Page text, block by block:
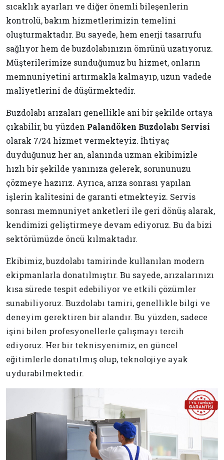
sıcaklık ayarları ve diğer önemli bileşenlerin
kontrolü, bakım hizmetlerimizin temelini
oluşturmaktadır. Bu sayede, hem enerji tasarrufu
sağlıyor hem de buzdolabınızın ömrünü uzatıyoruz.
Müşterilerimize sunduğumuz bu hizmet, onların
memnuniyetini artırmakla kalmayıp, uzun vadede
maliyetlerini de düşürmektedir.
Buzdolabı arızaları genellikle ani bir şekilde ortaya
çıkabilir, bu yüzden Palandöken Buzdolabı Servisi
olarak 7/24 hizmet vermekteyiz. İhtiyaç
duyduğunuz her an, alanında uzman ekibimizle
hızlı bir şekilde yanınıza gelerek, sorununuzu
çözmeye hazırız. Ayrıca, arıza sonrası yapılan
işlerin kalitesini de garanti etmekteyiz. Servis
sonrası memnuniyet anketleri ile geri dönüş alarak,
kendimizi geliştirmeye devam ediyoruz. Bu da bizi
sektörümüzde öncü kılmaktadır.
Ekibimiz, buzdolabı tamirinde kullanılan modern
ekipmanlarla donatılmıştır. Bu sayede, arızalarınızı
kısa sürede tespit edebiliyor ve etkili çözümler
sunabiliyoruz. Buzdolabı tamiri, genellikle bilgi ve
deneyim gerektiren bir alandır. Bu yüzden, sadece
işini bilen profesyonellerle çalışmayı tercih
ediyoruz. Her bir teknisyenimiz, en güncel
eğitimlerle donatılmış olup, teknolojiye ayak
uydurabilmektedir.